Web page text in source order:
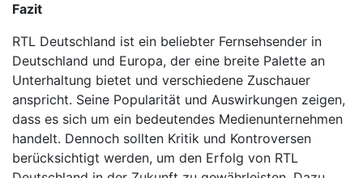
Fazit
RTL Deutschland ist ein beliebter Fernsehsender in
Deutschland und Europa, der eine breite Palette an
Unterhaltung bietet und verschiedene Zuschauer
anspricht. Seine Popularität und Auswirkungen zeigen,
dass es sich um ein bedeutendes Medienunternehmen
handelt. Dennoch sollten Kritik und Kontroversen
berücksichtigt werden, um den Erfolg von RTL